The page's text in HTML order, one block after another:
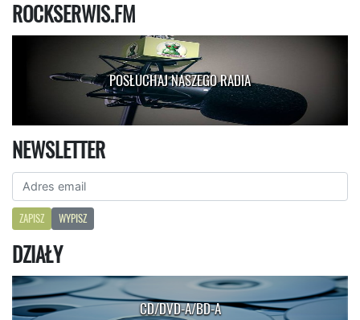
ROCKSERWIS.FM
POSŁUCHAJ NASZEGO RADIA
NEWSLETTER
ZAPISZ WYPISZ
DZIAŁY
CD/DVD-A/BD-A